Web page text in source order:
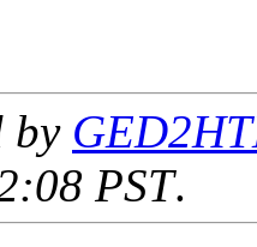
by
PST.